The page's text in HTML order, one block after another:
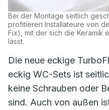
Bei der Montage seitlich
profitieren Installateure von
Fix), mit der sich die Keramik
lässt.
Die neue eckige
eckig WC-Sets ist
keine Schrauben oder
sind. Auch von außen